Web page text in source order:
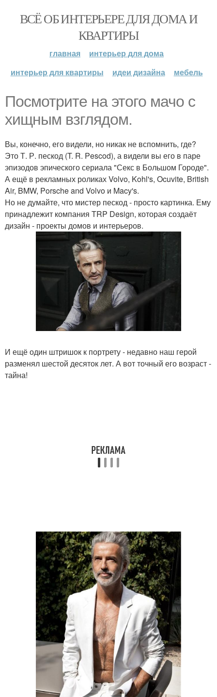
ВСЁ ОБ ИНТЕРЬЕРЕ ДЛЯ ДОМА И
КВАРТИРЫ
главная
интерьер для дома
интерьер для квартиры
идеи дизайна мебель
Посмотрите на этого мачо с
хищным взглядом.
Вы, конечно, его видели, но никак не вспомнить, где?
Это Т. Р. пескод (T. R. Pescod), а видели вы его в паре
эпизодов эпического сериала "Секс в Большом Городе".
А ещё в рекламных роликах Volvo, Kohl's, Ocuvite, British
Air, BMW, Porsche and Volvo и Macy's.
Но не думайте, что мистер пескод - просто картинка. Ему
принадлежит компания TRP Design, которая создаёт
дизайн - проекты домов и интерьеров.
И ещё один штришок к портрету - недавно наш герой
разменял шестой десяток лет. А вот точный его возраст -
тайна!